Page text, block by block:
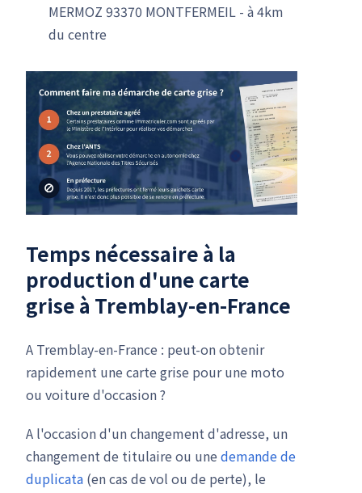
MERMOZ 93370 MONTFERMEIL - à 4km
du centre
Temps nécessaire à la
production d'une carte
grise à Tremblay-en-France
A Tremblay-en-France : peut-on obtenir
rapidement une carte grise pour une moto
ou voiture d'occasion ?
A l'occasion d'un changement d'adresse, un
changement de titulaire ou une demande de
duplicata (en cas de vol ou de perte), le